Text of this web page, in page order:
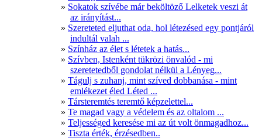
Sokatok szívébe már beköltöző Lelketek veszi át
az irányítást...
Szereteted eljuthat oda, hol létezésed egy pontjáról
indultál valah ...
Színház az élet s létetek a hatás...
Szívben, Istenként tükrözi önvalód - mi
szeretetedből gondolat nélkül a Lényeg...
Tágulj s zuhanj, mint szíved dobbanása - mint
emlékezet éled Léted ...
Társteremtés teremtő képzelettel...
Te magad vagy a védelem és az oltalom ...
Teljességed keresése mi az út volt önmagadhoz...
Tiszta érték, érzésedben..